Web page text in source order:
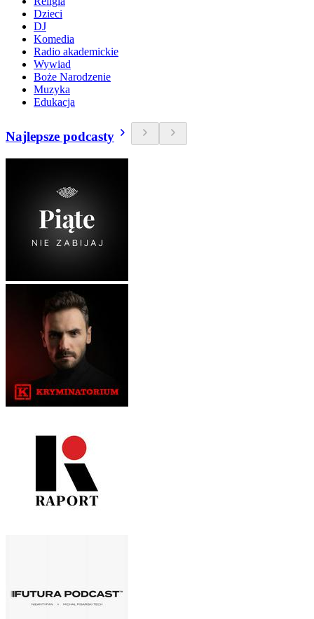
Dzieci
DJ
Komedia
Radio akademickie
Wywiad
Boże Narodzenie
Muzyka
Edukacja
Najlepsze podcasty